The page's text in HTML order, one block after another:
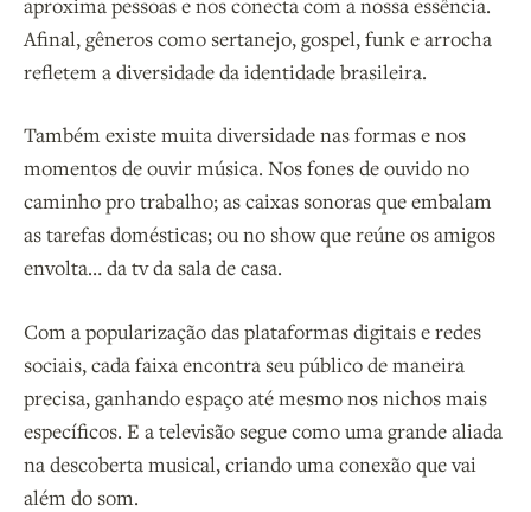
aproxima pessoas e nos conecta com a nossa essência.
Afinal, gêneros como sertanejo, gospel, funk e arrocha
refletem a diversidade da identidade brasileira.
Também existe muita diversidade nas formas e nos
momentos de ouvir música. Nos fones de ouvido no
caminho pro trabalho; as caixas sonoras que embalam
as tarefas domésticas; ou no show que reúne os amigos
envolta… da tv da sala de casa.
Com a popularização das plataformas digitais e redes
sociais, cada faixa encontra seu público de maneira
precisa, ganhando espaço até mesmo nos nichos mais
específicos. E a televisão segue como uma grande aliada
na descoberta musical, criando uma conexão que vai
além do som.